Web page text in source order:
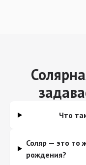
Что
Соляр — это то
рождения?